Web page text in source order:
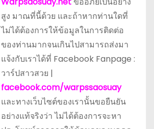
สูง มาณที่นี้ด้วย และถ้าหากท่านใดที่
ไม่ได้ต้องการให้ข้อมูลในการติดต่อ
ของท่านมากจนเกินไปสามารถส่งมา
แจ้งกับเราได้ที่ Facebook Fanpage :
วาร์ปสาวสวย |
facebook.com/warpssaosuay
และทางเว็บไซต์ของเรานั้นขอยืนยัน
อย่างแท้จริงว่า ไม่ได้ต้องการจะหา